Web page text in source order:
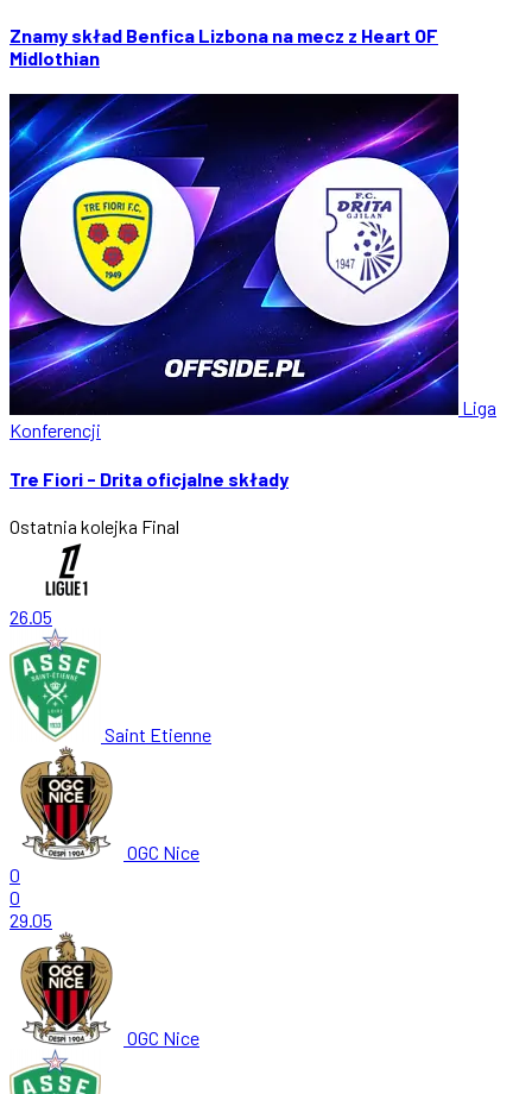
Znamy skład Benfica Lizbona na mecz z Heart OF
Midlothian
Liga
Konferencji
Tre Fiori - Drita oficjalne składy
Ostatnia kolejka Final
26.05
Saint Etienne
OGC Nice
0
0
29.05
OGC Nice